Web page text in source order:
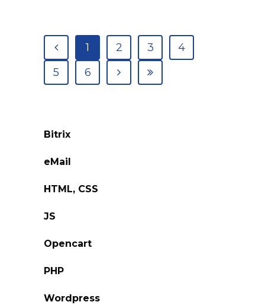
1 2 3
4
5
6
Bitrix
eMail
HTML, CSS
JS
Opencart
PHP
Wordpress